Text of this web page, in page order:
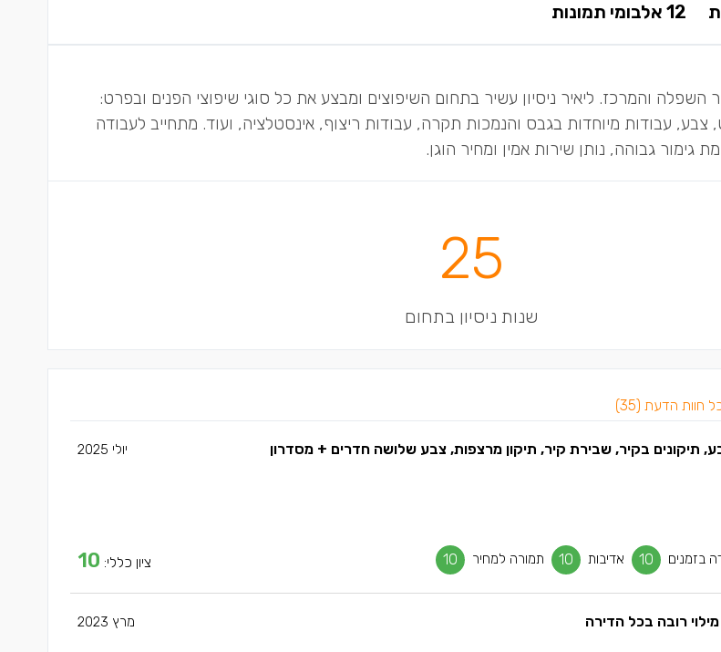
12 אלבומי תמונות
השפלה והמרכז. ליאיר ניסיון עשיר בתחום השיפוצים ומבצע את כל סוגי שיפוצי הפנים ובפרט:
צבע, עבודות מיוחדות בגבס והנמכות תקרה, עבודות ריצוף, אינסטלציה, ועוד. מתחייב לעבודה
גימור גבוהה, נותן שירות אמין ומחיר הוגן.
25
שנות ניסיון בתחום
חוות הדעת (35)
תיקונים בקיר, שבירת קיר, תיקון מרצפות, צבע שלושה חדרים + מסדרון יולי 2025
בזמנים 10 אדיבות 10 תמורה למחיר 10 ציון כללי: 10
רובה בכל הדירה מרץ 2023